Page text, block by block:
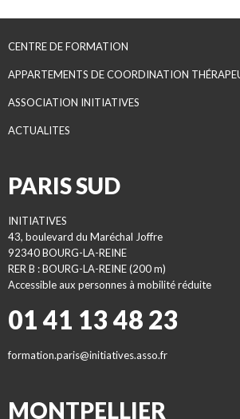
CENTRE DE FORMATION
APPARTEMENTS DE COORDINATION
ASSOCIATION INITIATIVES
ACTUALITES
PARIS SUD
INITIATIVES
43, boulevard du Maréchal Joffre
92340 BOURG-LA-REINE
RER B : BOURG-LA-REINE (200 m)
Accessible aux personnes à mobilité réduite
01 41 13 48 23
formation.paris@initiatives.asso.fr
MONTPELLIER